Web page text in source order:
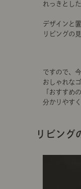
れっきとし
デザインと
リビングの
ですので、
おしゃれな
「おすすめ
分かりやす
リビング